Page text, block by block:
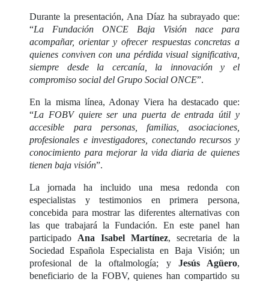
Durante la presentación, Ana Díaz ha subrayado que:
“La Fundación ONCE Baja Visión nace para
acompañar, orientar y ofrecer respuestas concretas a
quienes conviven con una pérdida visual significativa,
siempre desde la cercanía, la innovación y el
compromiso social del Grupo Social ONCE”.
En la misma línea, Adonay Viera ha destacado que:
“La FOBV quiere ser una puerta de entrada útil y
accesible para personas, familias, asociaciones,
profesionales e investigadores, conectando recursos y
conocimiento para mejorar la vida diaria de quienes
tienen baja visión”.
La jornada ha incluido una mesa redonda con
especialistas y testimonios en primera persona,
concebida para mostrar las diferentes alternativas con
las que trabajará la Fundación. En este panel han
participado Ana Isabel Martínez, secretaria de la
Sociedad Española Especialista en Baja Visión; un
profesional de la oftalmología; y Jesús Agüero,
beneficiario de la FOBV, quienes han compartido su